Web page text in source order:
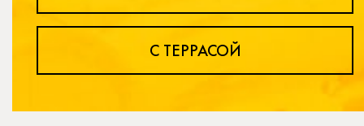
С ТЕРРАСОЙ